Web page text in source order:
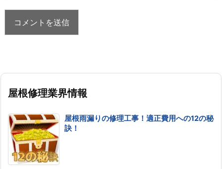
屋根修理業界情報
屋根雨漏りの修理工事！適正費用への12の秘
訣！